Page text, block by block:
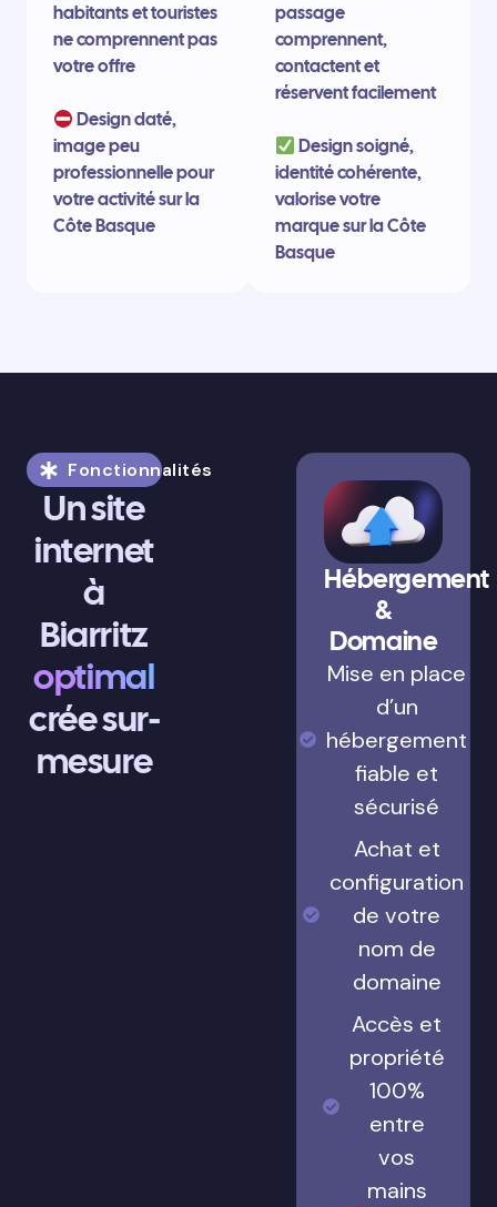
habitants et touristes
ne comprennent pas
votre offre
Design daté,
image peu
professionnelle pour
votre activité sur la
Côte Basque
passage
comprennent,
contactent et
réservent facilement
Design soigné,
identité cohérente,
valorise votre
marque sur la Côte
Basque
Fonctionnalités
Un site
internet
à
Biarritz
optimal
crée sur-
mesure
Hébergement
&
Domaine
Mise en place
d’un
hébergement
fiable et
sécurisé
Achat et
configuration
de votre
nom de
domaine
Accès et
propriété
100%
entre
vos
mains